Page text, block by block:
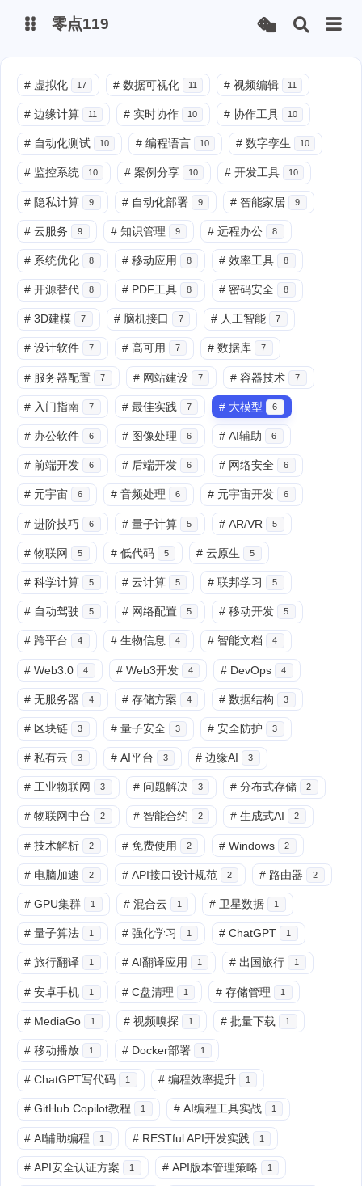
微博
抖音
零点119
# 虚拟化 17 # 数据可视化 11 # 视频编辑 11
# 边缘计算 11 # 实时协作 10 # 协作工具 10
# 自动化测试 10 # 编程语言 10 # 数字孪生 10
# 监控系统 10 # 案例分享 10 # 开发工具 10
# 隐私计算 9 # 自动化部署 9 # 智能家居 9
# 云服务 9 # 知识管理 9 # 远程办公 8
# 系统优化 8 # 移动应用 8 # 效率工具 8
# 开源替代 8 # PDF工具 8 # 密码安全 8
# 3D建模 7 # 脑机接口 7 # 人工智能 7
# 设计软件 7 # 高可用 7 # 数据库 7
# 服务器配置 7 # 网站建设 7 # 容器技术 7
# 入门指南 7 # 最佳实践 7 # 大模型 6
# 办公软件 6 # 图像处理 6 # AI辅助 6
# 前端开发 6 # 后端开发 6 # 网络安全 6
# 元宇宙 6 # 音频处理 6 # 元宇宙开发 6
# 进阶技巧 6 # 量子计算 5 # AR/VR 5
# 物联网 5 # 低代码 5 # 云原生 5
# 科学计算 5 # 云计算 5 # 联邦学习 5
# 自动驾驶 5 # 网络配置 5 # 移动开发 5
# 跨平台 4 # 生物信息 4 # 智能文档 4
# Web3.0 4 # Web3开发 4 # DevOps 4
# 无服务器 4 # 存储方案 4 # 数据结构 3
# 区块链 3 # 量子安全 3 # 安全防护 3
# 私有云 3 # AI平台 3 # 边缘AI 3
# 工业物联网 3 # 问题解决 3 # 分布式存储 2
# 物联网中台 2 # 智能合约 2 # 生成式AI 2
# 技术解析 2 # 免费使用 2 # Windows 2
# 电脑加速 2 # API接口设计规范 2 # 路由器 2
# GPU集群 1 # 混合云 1 # 卫星数据 1
# 量子算法 1 # 强化学习 1 # ChatGPT 1
# 旅行翻译 1 # AI翻译应用 1 # 出国旅行 1
# 安卓手机 1 # C盘清理 1 # 存储管理 1
# MediaGo 1 # 视频嗅探 1 # 批量下载 1
# 移动播放 1 # Docker部署 1
# ChatGPT写代码 1 # 编程效率提升 1
# GitHub Copilot教程 1 # AI编程工具实战 1
# AI辅助编程 1 # RESTful API开发实践 1
# API安全认证方案 1 # API版本管理策略 1